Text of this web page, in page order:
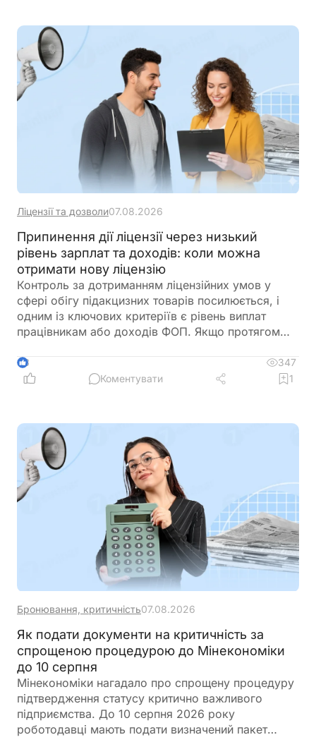
Ліцензії та дозволи07.08.2026
Припинення дії ліцензії через низький
рівень зарплат та доходів: коли можна
отримати нову ліцензію
Контроль за дотриманням ліцензійних умов у
сфері обігу підакцизних товарів посилюється, і
одним із ключових критеріїв є рівень виплат
працівникам або доходів ФОП. Якщо протягом
відповідають встановленим вимогам, ДПС має
підстави припинити дію ліцензії. Важливо, що такі
Водночас після усунення недоліків бізнес може
оперативно подати заяву та отримати нову
ліцензію
3
347
Коментувати
1
Бронювання, критичність07.08.2026
Як подати документи на критичність за
спрощеною процедурою до Мінекономіки
до 10 серпня
Мінекономіки нагадало про спрощену процедуру
підтвердження статусу критично важливого
підприємства. До 10 серпня 2026 року
роботодавці мають подати визначений пакет